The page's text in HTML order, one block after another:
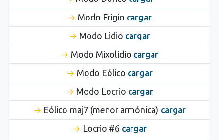
Modo Frigio cargar
Modo Lidio cargar
Modo Mixolidio cargar
Modo Eólico cargar
Modo Locrio cargar
Eólico maj7 (menor armónica) cargar
Locrio #6 cargar